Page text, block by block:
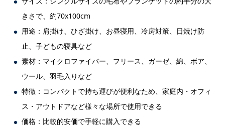
きさで、約70x100cm
用途：肩掛け、ひざ掛け、お昼寝用、冷房対策、日焼け防
止、子どもの寝具など
素材：マイクロファイバー、フリース、ガーゼ、綿、ボア、
ウール、羽毛入りなど
特徴：コンパクトで持ち運びが便利なため、家庭内・オフィ
ス・アウトドアなど様々な場所で使用できる
価格：比較的安価で手軽に購入できる